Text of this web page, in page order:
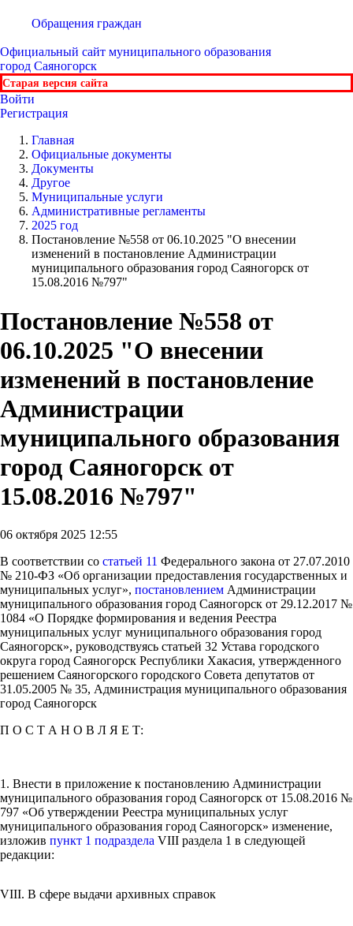
Обращения граждан
Официальный сайт муниципального образования
город Саяногорск
Старая версия сайта
Войти
Регистрация
Главная
Официальные документы
Документы
Другое
Муниципальные услуги
Административные регламенты
2025 год
Постановление №558 от 06.10.2025 "О внесении
изменений в постановление Администрации
муниципального образования город Саяногорск от
15.08.2016 №797"
Постановление №558 от
06.10.2025 "О внесении
изменений в постановление
Администрации
муниципального образования
город Саяногорск от
15.08.2016 №797"
06 октября 2025 12:55
В соответствии со статьей 11 Федерального закона от 27.07.2010
№ 210-ФЗ «Об организации предоставления государственных и
муниципальных услуг», постановлением Администрации
муниципального образования город Саяногорск от 29.12.2017 №
1084 «О Порядке формирования и ведения Реестра
муниципальных услуг муниципального образования город
Саяногорск», руководствуясь статьей 32 Устава городского
округа город Саяногорск Республики Хакасия, утвержденного
решением Саяногорского городского Совета депутатов от
31.05.2005 № 35, Администрация муниципального образования
город Саяногорск
П О С Т А Н О В Л Я Е Т:
1. Внести в приложение к постановлению Администрации
муниципального образования город Саяногорск от 15.08.2016 №
797 «Об утверждении Реестра муниципальных услуг
муниципального образования город Саяногорск» изменение,
изложив пункт 1 подраздела VIII раздела 1 в следующей
редакции:
VIII. В сфере выдачи архивных справок